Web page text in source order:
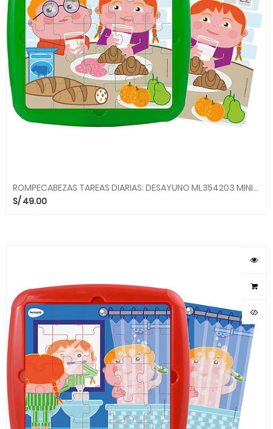
ROMPECABEZAS TAREAS DIARIAS: DESAYUNO ML354203 MINILAND
S/ 49.00